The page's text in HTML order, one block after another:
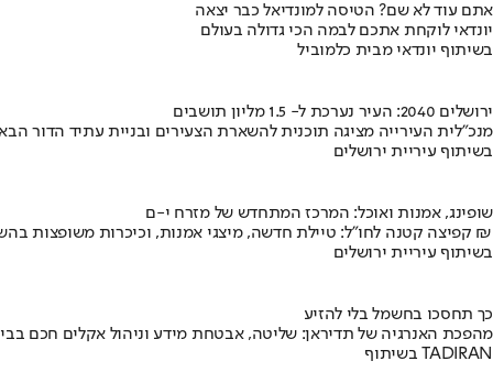
אתם עוד לא שם? הטיסה למונדיאל כבר יצאה
יונדאי לוקחת אתכם לבמה הכי גדולה בעולם
בשיתוף יונדאי מבית כלמוביל
ירושלים 2040: העיר נערכת ל- 1.5 מליון תושבים
מנכ"לית העירייה מציגה תוכנית להשארת הצעירים ובניית עתיד הדור
בשיתוף עיריית ירושלים
שופינג, אמנות ואוכל: המרכז המתחדש של מזרח י-ם
קפיצה קטנה לחו"ל: טיילת חדשה, מיצגי אמנות, וכיכרות משופצות בהשקעה של 100 מיליון ₪
בשיתוף עיריית ירושלים
כך תחסכו בחשמל בלי להזיע
מהפכת האנרגיה של תדיראן: שליטה, אבטחת מידע וניהול אקלים חכם
בשיתוף TADIRAN